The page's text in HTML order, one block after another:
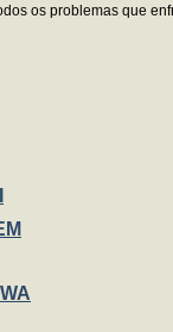
os problemas que